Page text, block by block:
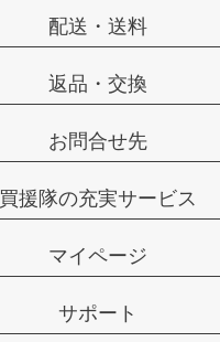
配送・送料
返品・交換
お問合せ先
買援隊の充実サービス
マイページ
サポート